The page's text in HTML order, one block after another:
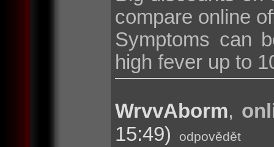
compare online
Symptoms can
high fever up to
WrvvAborm,
15:49)
odpovědět